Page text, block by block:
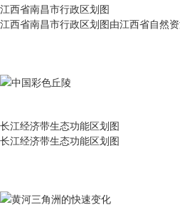
江西省南昌市行政区划图
江西省南昌市行政区划图由江西省自然
长江经济带生态功能区划图
长江经济带生态功能区划图